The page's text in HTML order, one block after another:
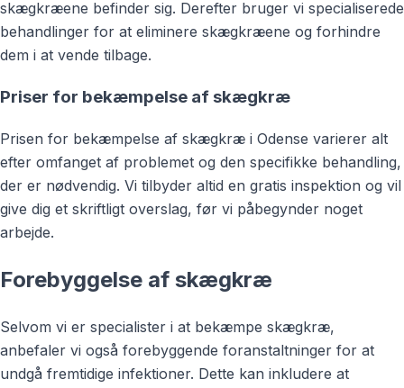
skægkræene befinder sig. Derefter bruger vi specialiserede
behandlinger for at eliminere skægkræene og forhindre
dem i at vende tilbage.
Priser for bekæmpelse af skægkræ
Prisen for bekæmpelse af skægkræ i Odense varierer alt
efter omfanget af problemet og den specifikke behandling,
der er nødvendig. Vi tilbyder altid en gratis inspektion og vil
give dig et skriftligt overslag, før vi påbegynder noget
arbejde.
Forebyggelse af skægkræ
Selvom vi er specialister i at bekæmpe skægkræ,
anbefaler vi også forebyggende foranstaltninger for at
undgå fremtidige infektioner. Dette kan inkludere at